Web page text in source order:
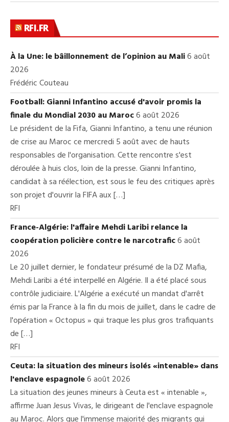
RFI.FR
À la Une: le bâillonnement de l’opinion au Mali6 août
2026
Frédéric Couteau
Football: Gianni Infantino accusé d'avoir promis la
finale du Mondial 2030 au Maroc6 août 2026
Le président de la Fifa, Gianni Infantino, a tenu une réunion
de crise au Maroc ce mercredi 5 août avec de hauts
responsables de l'organisation. Cette rencontre s'est
déroulée à huis clos, loin de la presse. Gianni Infantino,
candidat à sa réélection, est sous le feu des critiques après
son projet d'ouvrir la FIFA aux […]
RFI
France-Algérie: l'affaire Mehdi Laribi relance la
coopération policière contre le narcotrafic6 août
2026
Le 20 juillet dernier, le fondateur présumé de la DZ Mafia,
Mehdi Laribi a été interpellé en Algérie. Il a été placé sous
contrôle judiciaire. L'Algérie a exécuté un mandat d'arrêt
émis par la France à la fin du mois de juillet, dans le cadre de
l'opération « Octopus » qui traque les plus gros trafiquants
de […]
RFI
Ceuta: la situation des mineurs isolés «intenable» dans
l'enclave espagnole6 août 2026
La situation des jeunes mineurs à Ceuta est « intenable »,
affirme Juan Jesus Vivas, le dirigeant de l'enclave espagnole